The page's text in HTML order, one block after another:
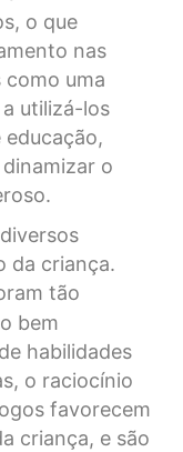
o que
nas
como uma
utilizá-los
o
da criança.
tão
bem
habilidades
o raciocínio
favorecem
criança, e são